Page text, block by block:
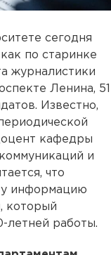
сегодня
по старинке
журналистики
Ленина, 51
Известно,
кафедры
и
что
информацию
, который
летней работы.